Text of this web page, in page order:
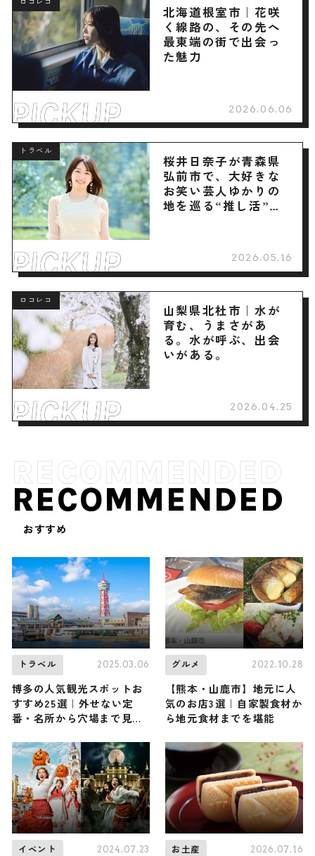
ロコレコ
北海道根室市｜花咲
く線路の、その先へ
最東端の街で出会っ
た魅力
2026.06.06
トラベル
桜井日奈子が青森県
弘前市で、大好きな
お笑い芸人ゆかりの
地を巡る“推し活”旅
2026.05.16
ロコレコ
山梨県北杜市｜水が
育む、うまさがあ
る。水が呼ぶ、出会
いがある。
2026.04.25
RECOMMENDED
おすすめ
トラベル 2025.03.06
博多の人気観光スポットお
すすめ25選｜外せない定
番・名所から穴場まで見ど
グルメ 2022.10.28
【熊本・山鹿市】地元に人
気のお店3選｜自家製食材か
ら地元食材までを堪能
イベント 2024.07.23 お土産 2026.07.16